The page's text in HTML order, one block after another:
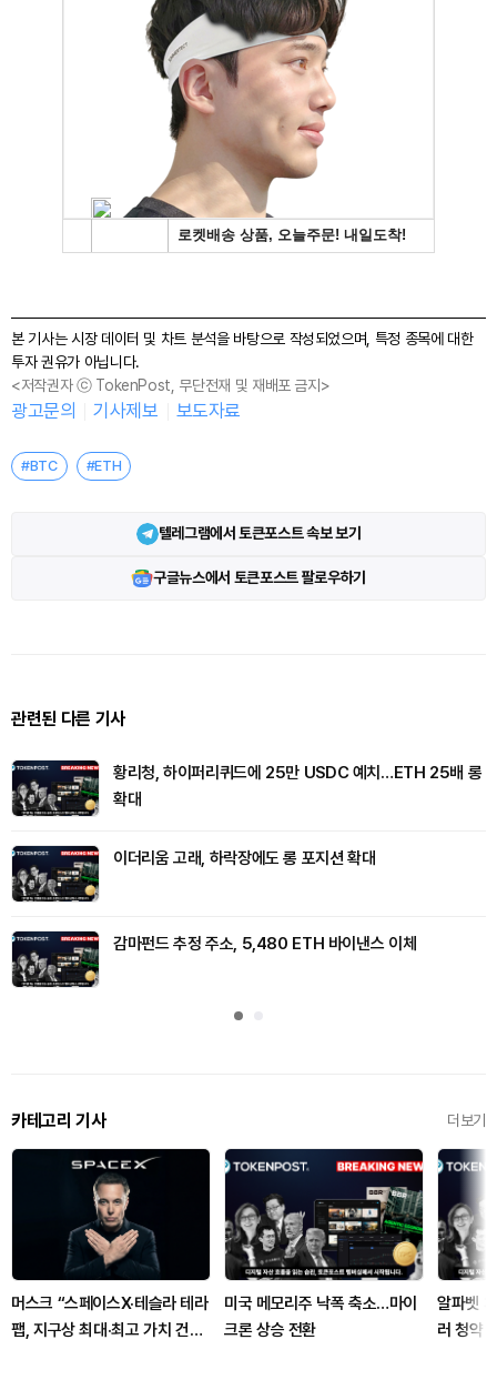
본 기사는 시장 데이터 및 차트 분석을 바탕으로 작성되었으며, 특정 종목에 대한
투자 권유가 아닙니다.
<저작권자 ⓒ TokenPost, 무단전재 및 재배포 금지>
광고문의 기사제보 보도자료
#BTC #ETH
텔레그램에서 토큰포스트 속보 보기
구글뉴스에서 토큰포스트 팔로우하기
관련된 다른 기사
황리청, 하이퍼리퀴드에 25만 USDC 예치…ETH 25배 롱
확대
이더리움 고래, 하락장에도 롱 포지션 확대
감마펀드 추정 주소, 5,480 ETH 바이낸스 이체
카테고리 기사 더보기
머스크 “스페이스X·테슬라 테라
팹, 지구상 최대·최고 가치 건물
미국 메모리주 낙폭 축소…마이
크론 상승 전환
알파벳
러 청약